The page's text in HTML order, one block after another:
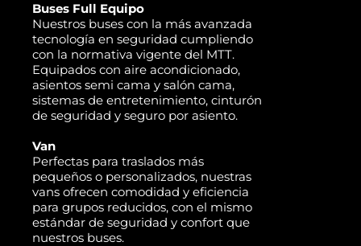
Buses Full Equipo
Nuestros buses con la más avanzada
tecnología en seguridad cumpliendo
con la normativa vigente del MTT.
Equipados con aire acondicionado,
asientos semi cama y salón cama,
sistemas de entretenimiento, cinturón
de seguridad y seguro por asiento.
Van
Perfectas para traslados más
pequeños o personalizados, nuestras
vans ofrecen comodidad y eficiencia
para grupos reducidos, con el mismo
estándar de seguridad y confort que
nuestros buses.